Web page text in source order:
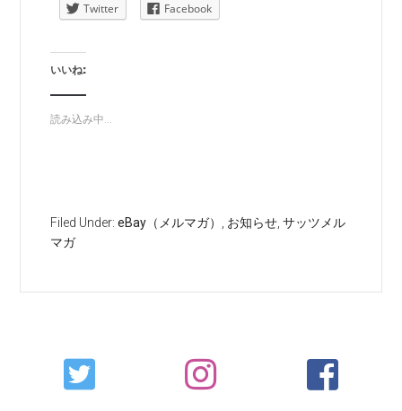
Twitter Facebook
いいね:
読み込み中...
Filed Under:eBay（メルマガ） お知らせ ,サッツメル
マガ
Primary
Sidebar